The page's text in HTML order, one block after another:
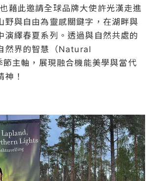
藉此邀請全球品牌大使許光漢走進
野與自由為靈感關鍵字，在湖畔與
演繹春夏系列。透過與自然共處的
然界的智慧（Natural
主軸，展現融合機能美學與當代
神！